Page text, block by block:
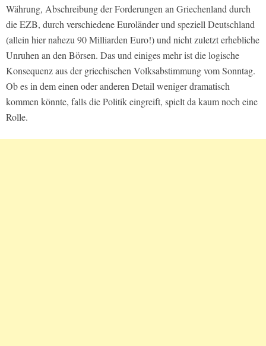
Währung, Abschreibung der Forderungen an Griechenland durch
die EZB, durch verschiedene Euroländer und speziell Deutschland
(allein hier nahezu 90 Milliarden Euro!) und nicht zuletzt erhebliche
Unruhen an den Börsen. Das und einiges mehr ist die logische
Konsequenz aus der griechischen Volksabstimmung vom Sonntag.
Ob es in dem einen oder anderen Detail weniger dramatisch
kommen könnte, falls die Politik eingreift, spielt da kaum noch eine
Rolle.